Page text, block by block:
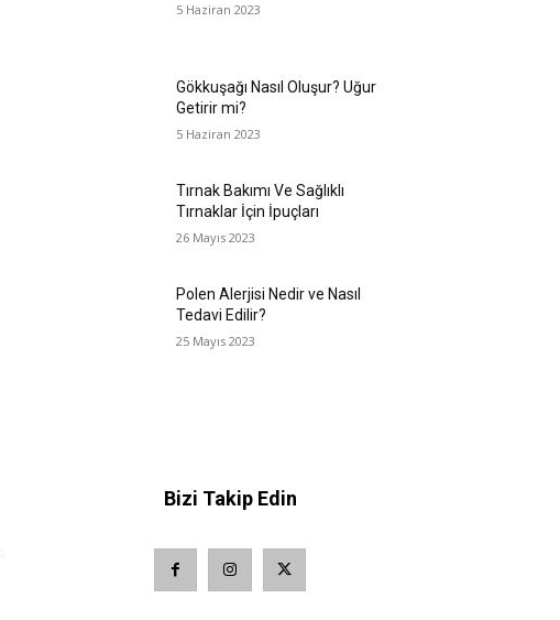
5 Haziran 2023
Gökkuşağı Nasıl Oluşur? Uğur
Getirir mi?
5 Haziran 2023
Tırnak Bakımı Ve Sağlıklı
Tırnaklar İçin İpuçları
26 Mayıs 2023
Polen Alerjisi Nedir ve Nasıl
Tedavi Edilir?
25 Mayıs 2023
Bizi Takip Edin